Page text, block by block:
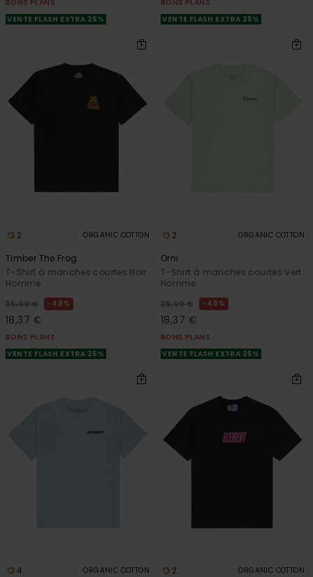
BONS PLANS
VENTE FLASH EXTRA 25%
BONS PLANS
VENTE FLASH EXTRA 25%
2 ORGANIC COTTON
Timber The Frog
T-Shirt à manches courtes Noir
Homme
35,00 € 48%
18,37 €
BONS PLANS
VENTE FLASH EXTRA 25%
2 ORGANIC COTTON
Orni
T-Shirt à manches courtes Vert
Homme
35,00 € 48%
18,37 €
BONS PLANS
VENTE FLASH EXTRA 25%
4 ORGANIC COTTON 2 ORGANIC COTTON